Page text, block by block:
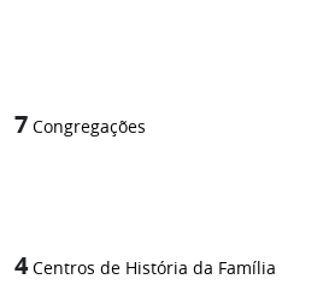
7 Congregações
4 Centros de História da Família